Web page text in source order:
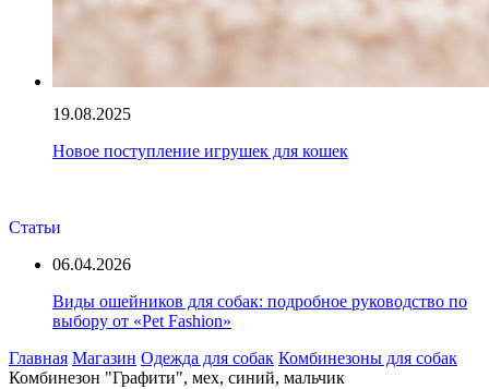
19.08.2025
Новое поступление игрушек для кошек
Статьи
06.04.2026
Виды ошейников для собак: подробное руководство по
выбору от «Pet Fashion»
Главная Магазин Одежда для собак Комбинезоны для собак
Комбинезон "Графити", мех, синий, мальчик